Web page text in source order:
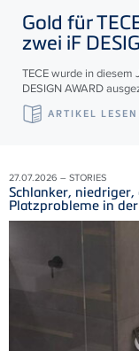
Gold für
zwei iF
TECE wurde in
DESIGN AWARD
ARTIKEL LESEN
27.07.2026 – STORIES
Schlanker,
Platzprobleme in